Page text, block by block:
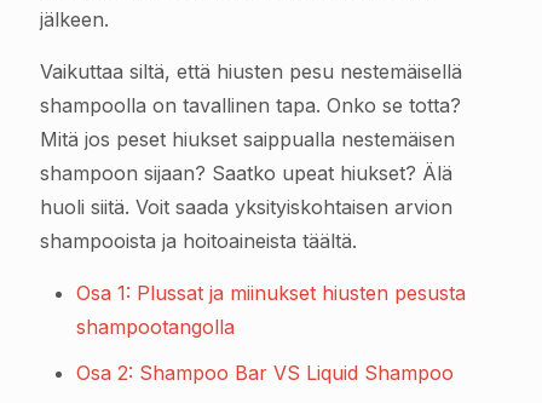
jälkeen.
Vaikuttaa siltä, että hiusten pesu nestemäisellä
shampoolla on tavallinen tapa. Onko se totta?
Mitä jos peset hiukset saippualla nestemäisen
shampoon sijaan? Saatko upeat hiukset? Älä
huoli siitä. Voit saada yksityiskohtaisen arvion
shampooista ja hoitoaineista täältä.
Osa 1: Plussat ja miinukset hiusten pesusta
shampootangolla
Osa 2: Shampoo Bar VS Liquid Shampoo